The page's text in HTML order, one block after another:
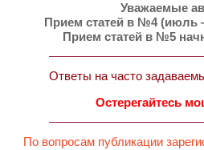
Уважаемые
Прием статей в №4 (июль
Прием статей в №5
Ответы на часто
Остерегайтесь
По вопросам публикации